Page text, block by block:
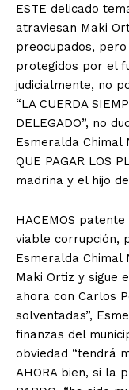
ESTE delicado
atraviesan Maki
preocupados,
protegidos por el
judicialmente, no
“LA CUERDA
DELEGADO”, no
Esmeralda Chimal
QUE PAGAR LOS
madrina y el hijo
HACEMOS
viable corrupción,
Esmeralda Chimal
Maki Ortiz y sigue
ahora con Carlos
solventadas”,
finanzas del
obviedad “tendrá
AHORA bien, si la